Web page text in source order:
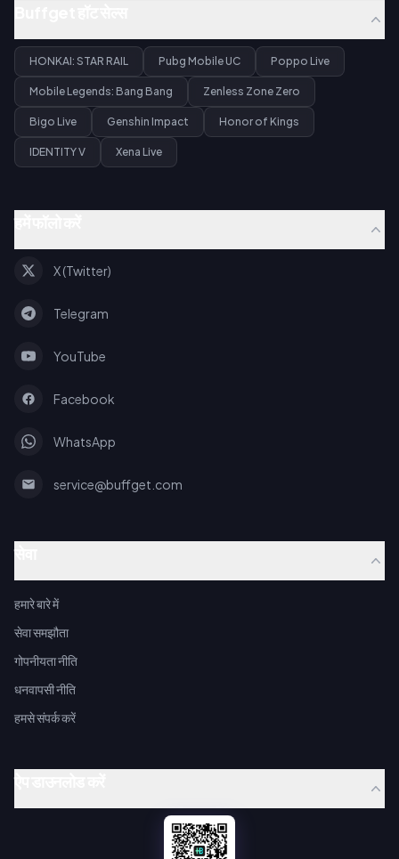
HONKAI: STAR RAIL Pubg Mobile UC Poppo Live
Mobile Legends: Bang Bang Zenless Zone Zero
Bigo Live Genshin Impact Honor of Kings
IDENTITY V Xena Live
X (Twitter)
Telegram
YouTube
Facebook
WhatsApp
service@buffget.com
हमारे बारे में
सेवा समझौता
गोपनीयता नीति
धनवापसी नीति
हमसे संपर्क करें